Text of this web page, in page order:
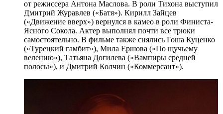
от режиссера Антона Маслова. В роли Тихона выступил
Дмитрий Журавлев («Батя»). Кирилл Зайцев
(«Движение вверх») вернулся в камео в роли Финиста-
Ясного Сокола. Актер выполнял почти все трюки
самостоятельно. В фильме также снялись Гоша Куценко
(«Турецкий гамбит»), Мила Ершова («По щучьему
велению»), Татьяна Догилева («Вампиры средней
полосы»), и Дмитрий Колчин («Коммерсант»).